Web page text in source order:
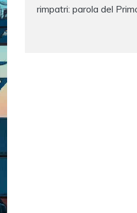
rimpatri: parola del